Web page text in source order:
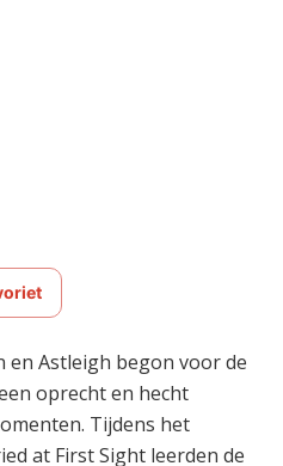
en Astleigh begon voor de
oprecht en hecht
Tijdens het
at First Sight leerden de